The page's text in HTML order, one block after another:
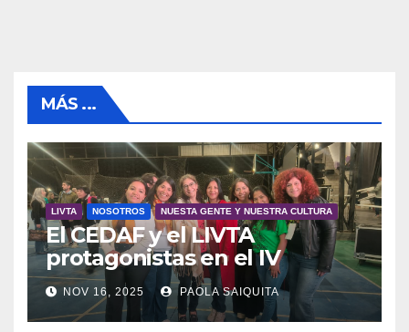
MÁS ...
LIVTA NOSOTROS NUESTA GENTE Y NUESTRA CULTURA
El CEDAF y el LIVTA
protagonistas en el IV
Congreso Argentino de
Agroecología
NOV 16, 2025 PAOLA SAIQUITA